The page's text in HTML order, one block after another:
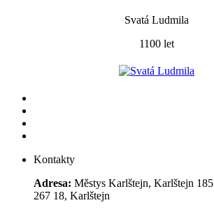
Svatá Ludmila
1100 let
Kontakty
Adresa: Městys Karlštejn, Karlštejn 185
267 18, Karlštejn